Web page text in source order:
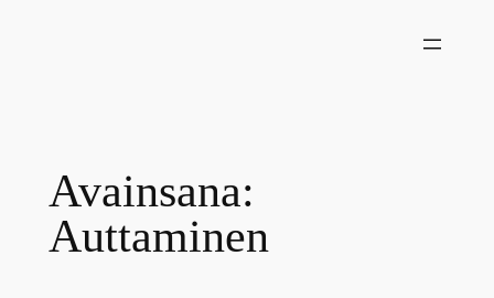
Avainsana:
Auttaminen